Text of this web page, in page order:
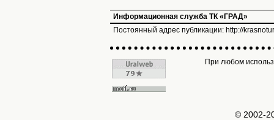
Информационная служба ТК «ГРАД»
Постоянный адрес публикации: http://
При любом
© 2002-